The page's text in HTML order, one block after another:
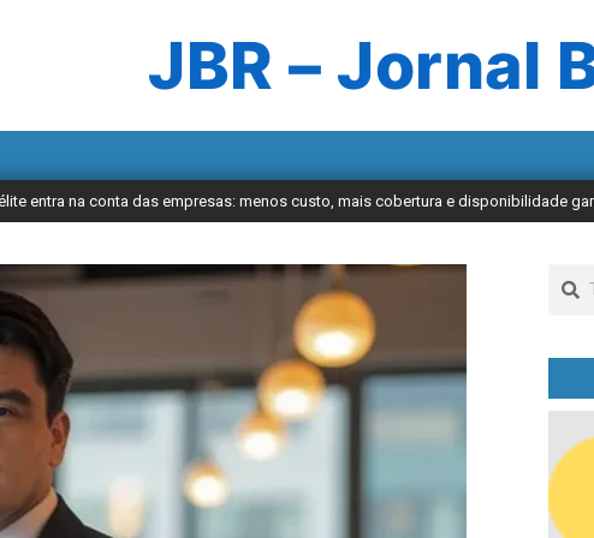
JBR – Jornal
entra na conta das empresas: menos custo, mais cobertura e disponibilidade